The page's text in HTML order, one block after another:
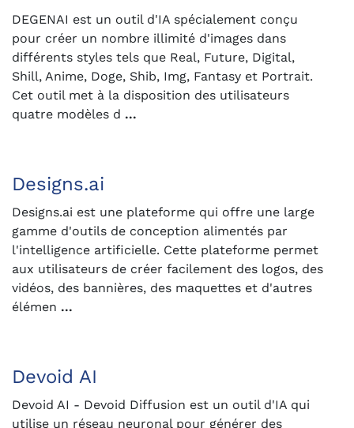
DEGENAI est un outil d'IA spécialement conçu
pour créer un nombre illimité d'images dans
différents styles tels que Real, Future, Digital,
Shill, Anime, Doge, Shib, Img, Fantasy et Portrait.
Cet outil met à la disposition des utilisateurs
quatre modèles d ...
Designs.ai
Designs.ai est une plateforme qui offre une large
gamme d'outils de conception alimentés par
l'intelligence artificielle. Cette plateforme permet
aux utilisateurs de créer facilement des logos, des
vidéos, des bannières, des maquettes et d'autres
élémen ...
Devoid AI
Devoid AI - Devoid Diffusion est un outil d'IA qui
utilise un réseau neuronal pour générer des